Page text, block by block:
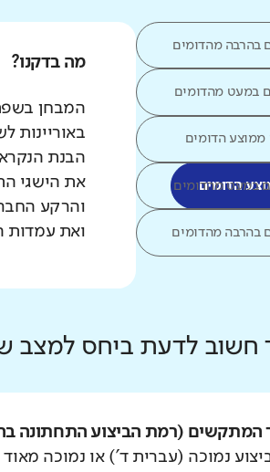
בהרבה מהדומים
במעט מהדומים
ממוצע הדומים
הדומים
במעט מהדומים
בהרבה מהדומים
מה בדקנו?
המבחן
באוריינות
הבנת
את הישגי
והרקע
ואת עמדות
חשוב לדעת ביחס למצב
המתקשים (רמת הביצוע התחתונה
נמוכה (עברית ד') או נמוכה